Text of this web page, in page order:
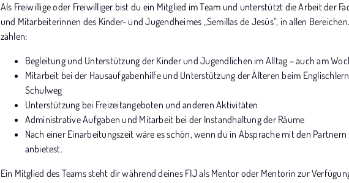
Als Freiwillige oder Freiwilliger bist du ein Mitglied im Team und unterstützt die Arbeit der
und Mitarbeiterinnen des Kinder- und Jugendheimes „Semillas de Jesús“, in allen
zählen:
Begleitung und Unterstützung der Kinder und Jugendlichen im Alltag – auch am
Mitarbeit bei der Hausaufgabenhilfe und Unterstützung der Älteren beim
Schulweg
Unterstützung bei Freizeitangeboten und anderen Aktivitäten
Administrative Aufgaben und Mitarbeit bei der Instandhaltung der Räume
Nach einer Einarbeitungszeit wäre es schön, wenn du in Absprache mit den
anbietest.
Ein Mitglied des Teams steht dir während deines FIJ als Mentor oder Mentorin zur